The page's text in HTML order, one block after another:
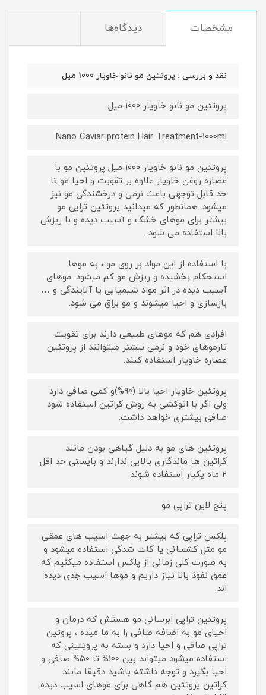
مشخصات دیدگاه‌ها
نقد و بررسی : پروتئین مو نانو خاویار 1000 میل
پروتئین مو نانو خاویار 1000 میل
Nano Caviar protein Hair Treatment-1000ml
پروتئین مو نانو خاویار 1000 میل پروتئین مو با
عصاره روغن خاویار علاوه بر تقویت و احیا مو تا
حد قابل توجهی باعث نرمی و درخشندگی مو نیز
میشود. همانطور که میدانید پروتئین تراپی مو
بیشتر برای موهای خشک و آسیب دیده و با ریزش
بالا استفاده می شود .
با استفاده از این مواد بر روی مو ، به موها
استحکام بخشیده و ریزش مو کم میشود. موهای
آسیب دیده در اثر مواد شیمیایی یا آلایندگی و …
بازسازی و احیا میشوند و مو براق می شود.
افرادی هم که موهای طبیعی دارند برای تقویت
تارموهای خود و نرمی بیشتر میتوانند از پروتئین
عصاره خاویار استفاده کنند.
پروتئین خاویار احیا بالا (90%)و کمی صافی دارد
ولی اگر با اتوکشی به روش کراتین استفاده شود
صافی بیشتری خواهد داشت.
پروتئین های مو به دلیل گیاهی بودن مانند
کراتین ها ماندگاری بالایی ندارند و بایستی حد اقل
2 ماه یکبار استفاده شوند.
پنج لاین تراپی مو
پلکس تراپی که بیشتر به جهت اسیب های عمقی
مو مثل کشسانی یا کات شدگی استفاده میشود و
به صورت کلی زمانی از پلکس استفاده میکنیم که
عمق نفوذ بالا نیاز داریم و موها اسیب جدی دیده
اند.
پروتئین تراپی ابرسانی مو هستش که درمان و
احیای مو به اضافه صافی را به ما میده ، پروتین
تراپی صافی و احیا دارد و بسته به پروتِئینی که
استفاده میشود میتواند بین 100% تا 50% صافی و
احیا بگیرد و توجه داشته باشید دقیقا مانند
کراتین پروتئین هم گاهی برای موهای اسیب دیده